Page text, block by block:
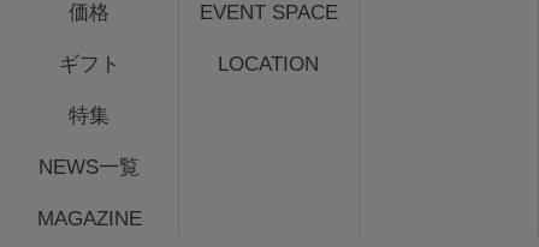
価格
ギフト
特集
NEWS一覧
MAGAZINE
EVENT SPACE
LOCATION